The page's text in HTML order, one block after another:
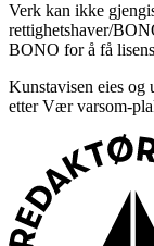
Verk kan ikke
rettighetshaver/
BONO for å få
Kunstavisen eies og
etter Vær varsom-